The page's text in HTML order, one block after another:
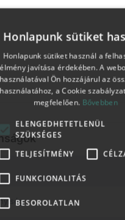
Honlapunk sütiket
Honlapunk sütiket használ a
élmény javítása érdekében. A
használatával Ön hozzájárul az
használatához, a Cookie
megfelelően. Bővebben
ELENGEDHETETLENÜL
SZÜKSÉGES
TELJESÍTMÉNY
FUNKCIONALITÁS
BESOROLATLAN